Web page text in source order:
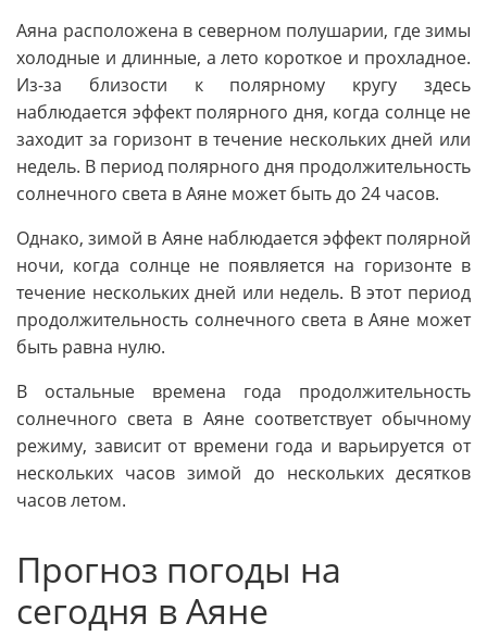
Аяна расположена в северном полушарии, где зимы
холодные и длинные, а лето короткое и прохладное.
Из-за близости к полярному кругу здесь
наблюдается эффект полярного дня, когда солнце не
заходит за горизонт в течение нескольких дней или
недель. В период полярного дня продолжительность
солнечного света в Аяне может быть до 24 часов.
Однако, зимой в Аяне наблюдается эффект полярной
ночи, когда солнце не появляется на горизонте в
течение нескольких дней или недель. В этот период
продолжительность солнечного света в Аяне может
быть равна нулю.
В остальные времена года продолжительность
солнечного света в Аяне соответствует обычному
режиму, зависит от времени года и варьируется от
нескольких часов зимой до нескольких десятков
часов летом.
Прогноз погоды на
сегодня в Аяне